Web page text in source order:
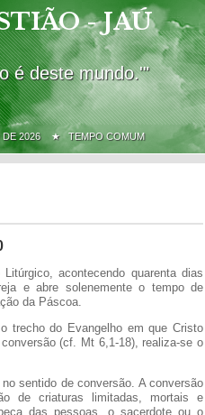
- JAÚ
é deste mundo.'"
DE 2026 ★ TEMPO COMUM
acontecendo quarenta dias
e abre solenemente o tempo de
da Páscoa.
trecho do Evangelho em que Cristo
(cf. Mt 6,1-18), realiza-se o
sentido de conversão. A conversão
de criaturas limitadas, mortais e
das pessoas, o sacerdote ou o